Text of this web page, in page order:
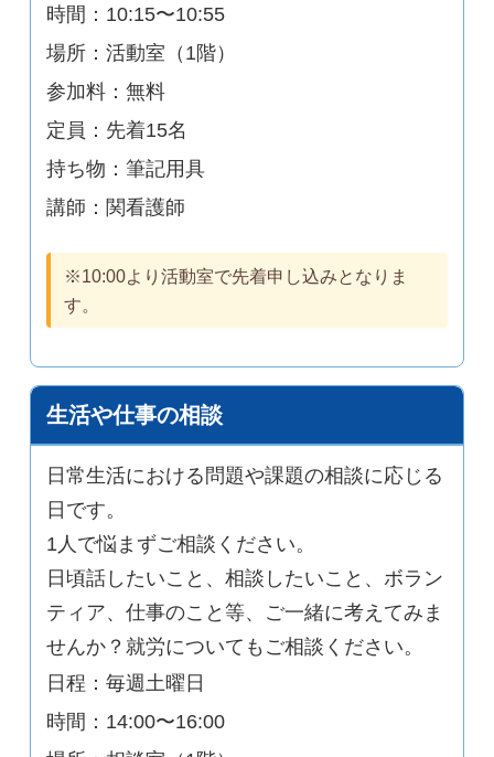
時間：10:15〜10:55
場所：活動室（1階）
参加料：無料
定員：先着15名
持ち物：筆記用具
講師：関看護師
※10:00より活動室で先着申し込みとなりま
す。
生活や仕事の相談
日常生活における問題や課題の相談に応じる
日です。
1人で悩まずご相談ください。
日頃話したいこと、相談したいこと、ボラン
ティア、仕事のこと等、ご一緒に考えてみま
せんか？就労についてもご相談ください。
日程：毎週土曜日
時間：14:00〜16:00